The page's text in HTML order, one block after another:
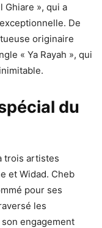
Ghiare », qui a
De
originaire
« Ya Rayah », qui
du
trois artistes
et Widad. Cheb
pour ses
les
engagement